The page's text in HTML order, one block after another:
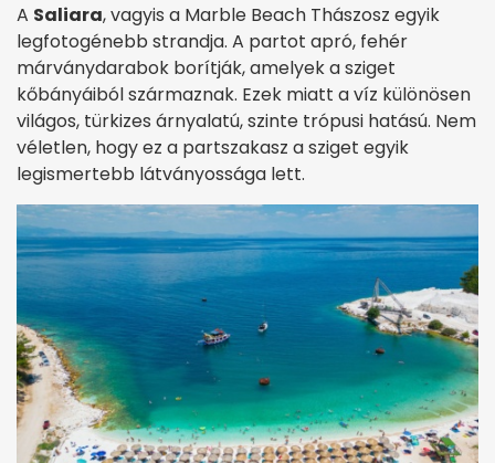
A Saliara, vagyis a Marble Beach Thászosz egyik
legfotogénebb strandja. A partot apró, fehér
márványdarabok borítják, amelyek a sziget
kőbányáiból származnak. Ezek miatt a víz különösen
világos, türkizes árnyalatú, szinte trópusi hatású. Nem
véletlen, hogy ez a partszakasz a sziget egyik
legismertebb látványossága lett.